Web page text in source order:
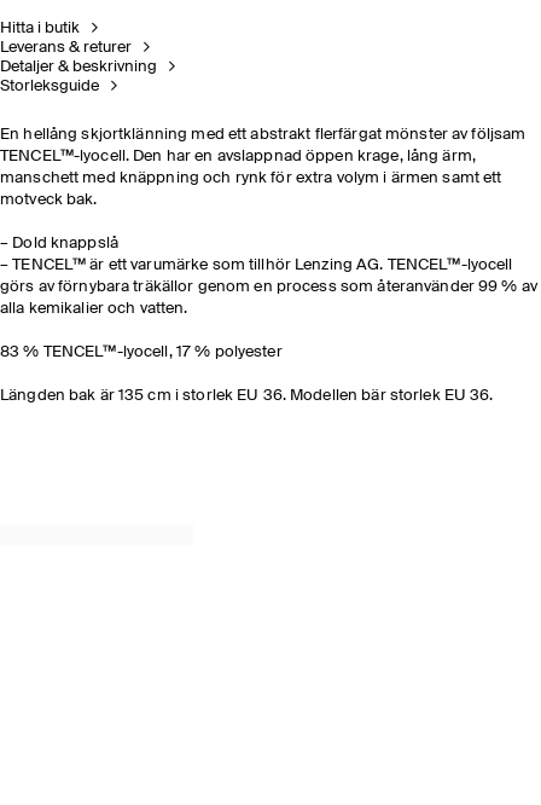
Hitta i butik
Leverans & returer
Detaljer & beskrivning
Storleksguide
En hellång skjortklänning med ett abstrakt flerfärgat mönster av följsam
TENCEL™-lyocell. Den har en avslappnad öppen krage, lång ärm,
manschett med knäppning och rynk för extra volym i ärmen samt ett
motveck bak.
– Dold knappslå
– TENCEL™ är ett varumärke som tillhör Lenzing AG. TENCEL™-lyocell
görs av förnybara träkällor genom en process som återanvänder 99 % av
alla kemikalier och vatten.
83 % TENCEL™-lyocell, 17 % polyester
Längden bak är 135 cm i storlek EU 36. Modellen bär storlek EU 36.